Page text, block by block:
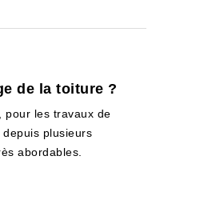
de la toiture ?
pour les travaux de
plusieurs
abordables.